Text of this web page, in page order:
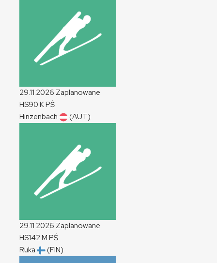
29.11.2026 Zaplanowane
HS90 KPŚ
Hinzenbach
(AUT)
29.11.2026 Zaplanowane
HS142M PŚ
Ruka
(FIN)